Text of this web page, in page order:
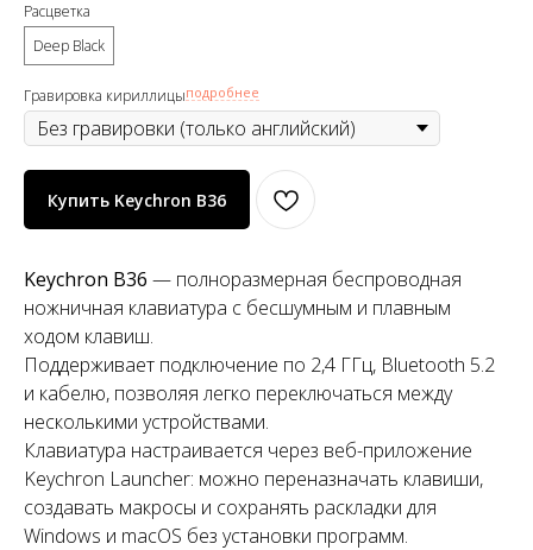
Расцветка
Deep Black
Гравировка кириллицыподробнее
Купить Keychron B36
Keychron B36 — полноразмерная беспроводная
ножничная клавиатура с бесшумным и плавным
ходом клавиш.
Поддерживает подключение по 2,4 ГГц, Bluetooth 5.2
и кабелю, позволяя легко переключаться между
несколькими устройствами.
Клавиатура настраивается через веб-приложение
Keychron Launcher: можно переназначать клавиши,
создавать макросы и сохранять раскладки для
Windows и macOS без установки программ.